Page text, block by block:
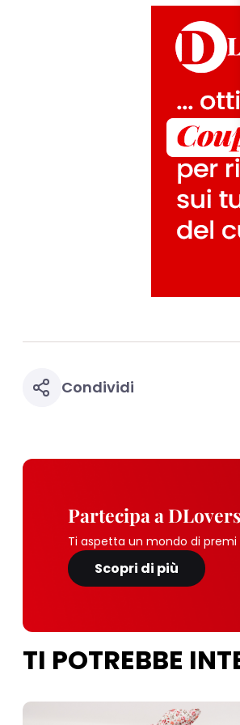
Condividi
Partecipa a
Ti aspetta un mondo di
Scopri di più
TI POTREBBE